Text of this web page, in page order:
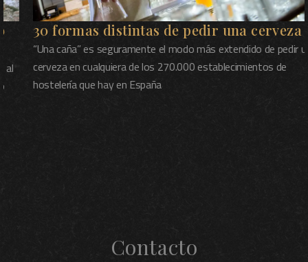
30 formas distintas de pedir una cerveza
“Una caña” es seguramente el modo más extendido de pedir una
cerveza en cualquiera de los 270.000 establecimientos de
hostelería que hay en España
Contacto